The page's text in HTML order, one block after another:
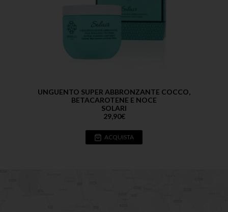
UNGUENTO SUPER ABBRONZANTE COCCO,
BETACAROTENE E NOCE
SOLARI
29,90€
ACQUISTA